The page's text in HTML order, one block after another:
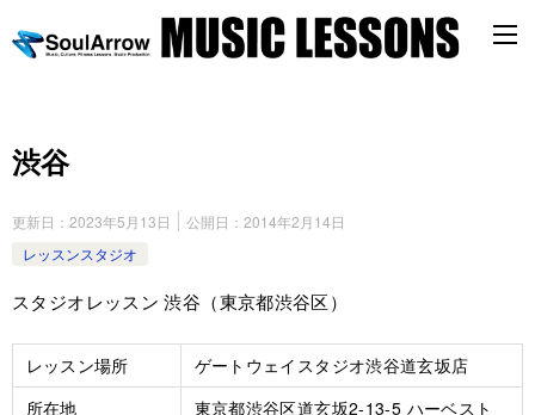
渋谷
更新日： 2023年5月13日 公開日： 2014年2月14日
レッスンスタジオ
スタジオレッスン 渋谷（東京都渋谷区）
レッスン場所
ゲートウェイスタジオ渋谷道玄坂店
所在地
東京都渋谷区道玄坂2-13-5 ハーベスト